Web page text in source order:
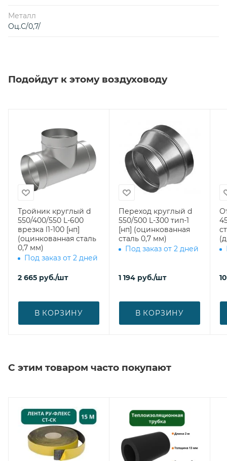
Металл
Оц.С/0,7/
Подойдут к этому воздуховоду
Тройник круглый d
550/400/550 L-600
врезка l1-100 [нп]
(оцинкованная сталь
0,7 мм)
Под заказ от 2 дней
2 665 руб./шт
В КОРЗИНУ
Переход круглый d
550/500 L-300 тип-1
[нп] (оцинкованная
сталь 0,7 мм)
Под заказ от 2 дней
1 194 руб./шт
В КОРЗИНУ
С этим товаром часто покупают